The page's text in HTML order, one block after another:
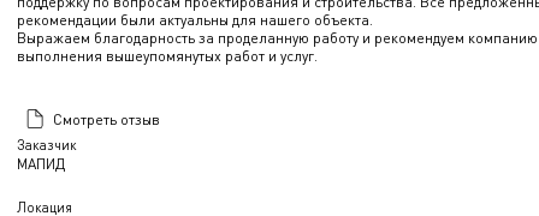
Заказчик
МАПИД
Локация
рекомендации были актуальны для нашего объекта.
Выражаем благодарность за проделанную работу и рекомендуем
выполнения вышеупомянутых работ и услуг.
Смотреть отзыв